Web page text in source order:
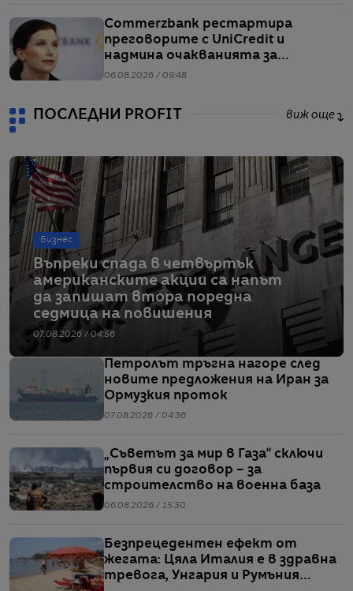
Commerzbank рестартира
преговорите с UniCredit и
надмина очакванията за
тримесечието
06.08.2026 / 09:48
ПОСЛЕДНИ PROFIT виж още
Бизнес
Въпреки спада в четвъртък
американските акции са напът
да запишат втора поредна
седмица на повишения
07.08.2026 / 04:56
Петролът тръгна нагоре след
новите предложения на Иран за
Ормузкия проток
07.08.2026 / 04:36
„Съветът за мир в Газа“ сключи
първия си договор – за
строителство на военна база
06.08.2026 / 15:30
Безпрецедентен ефект от
жегата: Цяла Италия е в здравна
тревога, Унгария и Румъния